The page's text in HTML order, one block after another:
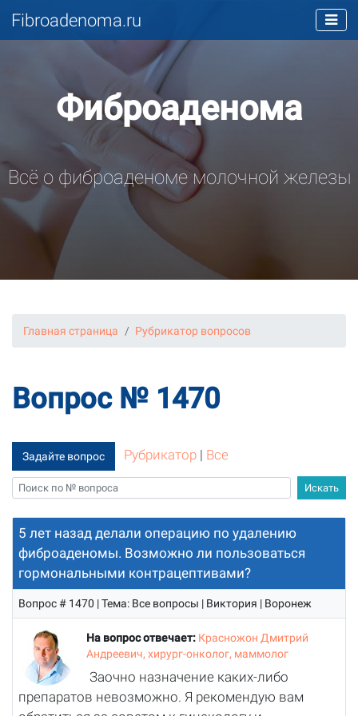
Fibroadenoma.ru
Фиброаденома
Всё о фиброаденоме молочной железы
Главная страница Рубрикатор вопросов
Вопрос № 1470
Задайте вопрос Рубрикатор| Все
5 лет назад делали операцию по удалению
фиброаденомы. Возможно ли пользоваться
гормональными контрацептивами?
Вопрос # 1470 | Тема: Все вопросы | Виктория | Воронеж
На вопрос отвечает: Красножон Дмитрий
Андреевич, хирург-онколог, маммолог
Заочно назначение каких-либо
препаратов невозможно. Я рекомендую вам